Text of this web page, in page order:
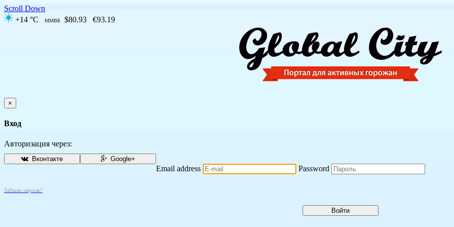
Scroll Down
+14 °C
ММВБ $80.93 €93.19
×
Вход
Авторизация через:
Вконтакте Google+
Email address Password
Забыли пароль?
Войти